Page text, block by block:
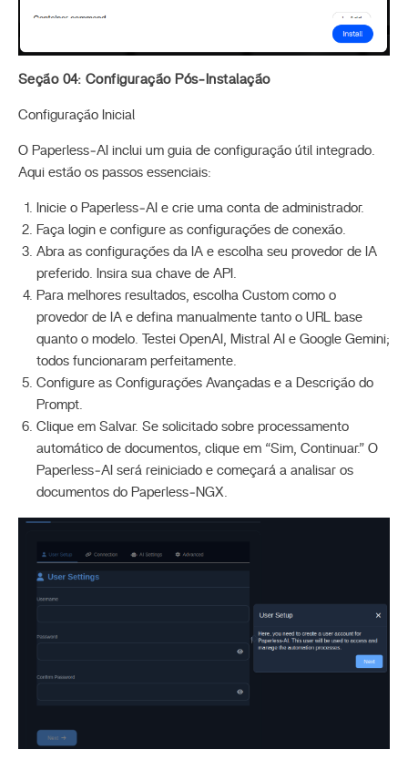
Seção 04: Configuração Pós‑Instalação
Configuração Inicial
O Paperless‑AI inclui um guia de configuração útil integrado.
Aqui estão os passos essenciais:
Inicie o Paperless‑AI e crie uma conta de administrador.
Faça login e configure as configurações de conexão.
Abra as configurações da IA e escolha seu provedor de IA
preferido. Insira sua chave de API.
Para melhores resultados, escolha Custom como o
provedor de IA e defina manualmente tanto o URL base
quanto o modelo. Testei OpenAI, Mistral AI e Google Gemini;
todos funcionaram perfeitamente.
Configure as Configurações Avançadas e a Descrição do
Prompt.
Clique em Salvar. Se solicitado sobre processamento
automático de documentos, clique em “Sim, Continuar.” O
Paperless‑AI será reiniciado e começará a analisar os
documentos do Paperless‑NGX.